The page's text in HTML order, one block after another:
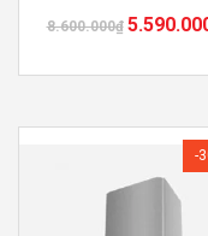
8.600.000₫
-